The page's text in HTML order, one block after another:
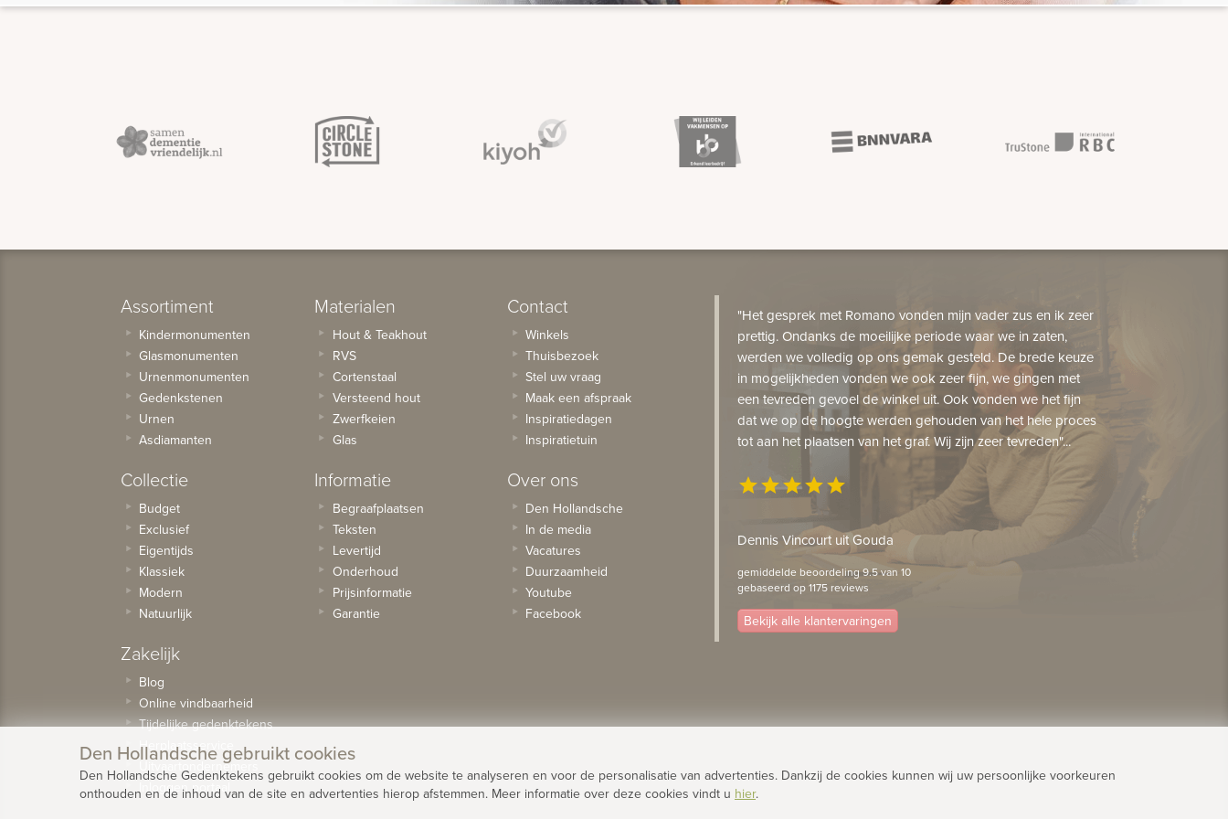
Assortiment
Kindermonumenten
Glasmonumenten
Urnenmonumenten
Gedenkstenen
Urnen
Asdiamanten
Collectie
Budget
Exclusief
Eigentijds
Klassiek
Modern
Natuurlijk
Zakelijk
Blog
Online vindbaarheid
Tijdelijke gedenktekens
Herplaatsservice
Uitvaartondernemers
Inloggen portaal
Materialen
Hout & Teakhout
RVS
Cortenstaal
Versteend hout
Zwerfkeien
Glas
Informatie
Begraafplaatsen
Teksten
Levertijd
Onderhoud
Prijsinformatie
Garantie
Contact
Winkels
Thuisbezoek
Stel uw vraag
Maak een afspraak
Inspiratiedagen
Inspiratietuin
Over ons
Den Hollandsche
In de media
Vacatures
Duurzaamheid
Youtube
Facebook
"Het gesprek met Romano vonden mijn vader zus en ik zeer
prettig. Ondanks de moeilijke periode waar we in zaten,
werden we volledig op ons gemak gesteld. De brede keuze
in mogelijkheden vonden we ook zeer fijn, we gingen met
een tevreden gevoel de winkel uit. Ook vonden we het fijn
dat we op de hoogte werden gehouden van het hele proces
tot aan het plaatsen van het graf. Wij zijn zeer tevreden"...
starstarstarstarstar
Dennis Vincourt uit Gouda
gemiddelde beoordeling 9.5 van 10
gebaseerd op 1175 reviews
Bekijk alle klantervaringen
Den Hollandsche gebruikt cookies
Den Hollandsche Gedenktekens gebruikt cookies om de website te analyseren en voor de personalisatie van advertenties. Dankzij de cookies kunnen wij uw persoonlijke voorkeuren
onthouden en de inhoud van de site en advertenties hierop afstemmen. Meer informatie over deze cookies vindt u hier.